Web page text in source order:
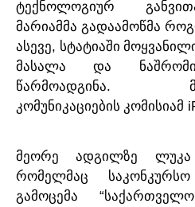
ტექნოლოგიურ
მარიამმა გადაამოწმა
ასევე, სტატიაში
მასალა
და ნაშრომი
წარმოადგინა.
კომუნიკაციების კომისიამ
მეორე ადგილზე ლუკა
რომელმაც საკონკურსო
გამოცემა “საქართველო